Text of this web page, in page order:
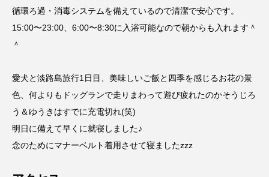
循環ろ過・消毒システムを備えているので清潔で安心です。
15:00〜23:00、6:00〜8:30に入浴可能なので朝からも入れます＾
＾
愛犬と淡路島旅行1日目、美味しいご飯と四季を感じるお花の景
色、何よりもドッグランで走りまわって遊び疲れたのかそうじろ
う＆ゆうきはすでに充電切れ(笑)
明日に備えて早くに就寝しました♪
念のためにマナーベルト着用させて寝ましたzzz